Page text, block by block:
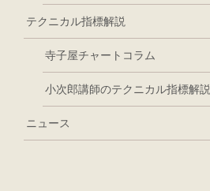
テクニカル指標解説
寺子屋チャートコラム
小次郎講師のテクニカル指標解説
ニュース